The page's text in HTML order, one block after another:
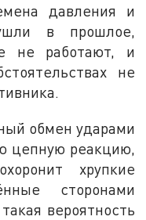
давления и
в прошлое,
не работают, и
не
обмен ударами
цепную реакцию,
хрупкие
сторонами
вероятность